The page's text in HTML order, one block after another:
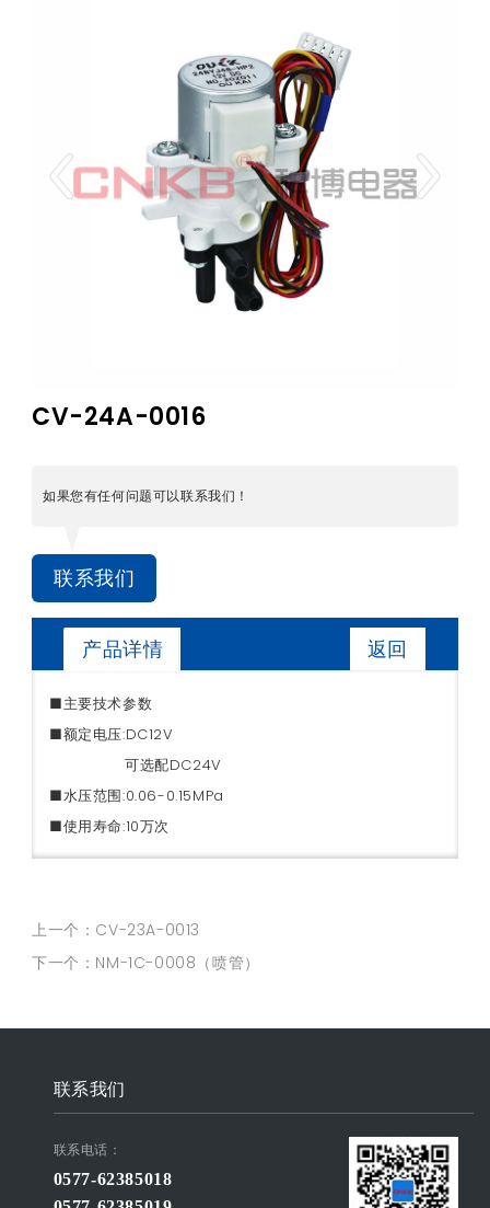
CV-24A-0016
如果您有任何问题可以联系我们！
联系我们
产品详情 返回
■主要技术参数
■额定电压:DC12V
可选配DC24V
■水压范围:0.06-0.15MPa
■使用寿命:10万次
上一个：CV-23A-0013
下一个：NM-1C-0008（喷管）
联系我们
联系电话：
0577-62385018